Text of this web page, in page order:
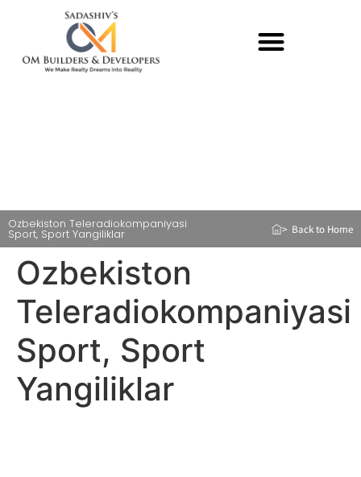
Ozbekiston Teleradiokompaniyasi
Sport, Sport Yangiliklar > Back to Home
Ozbekiston
Teleradiokompaniyasi
Sport, Sport
Yangiliklar